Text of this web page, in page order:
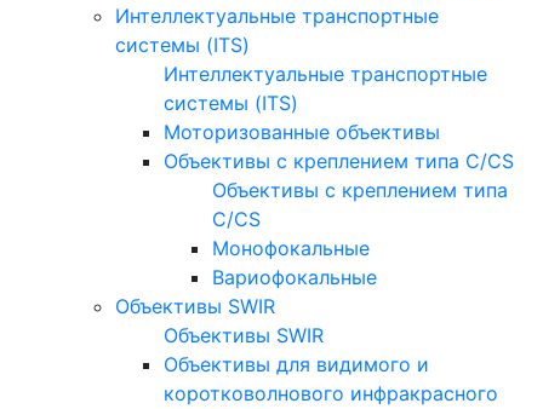
Интеллектуальные транспортные
системы (ITS)
Интеллектуальные транспортные
системы (ITS)
Моторизованные объективы
Объективы с креплением типа C/CS
Объективы с креплением типа
C/CS
Монофокальные
Вариофокальные
Объективы SWIR
Объективы SWIR
Объективы для видимого и
коротковолнового инфракрасного